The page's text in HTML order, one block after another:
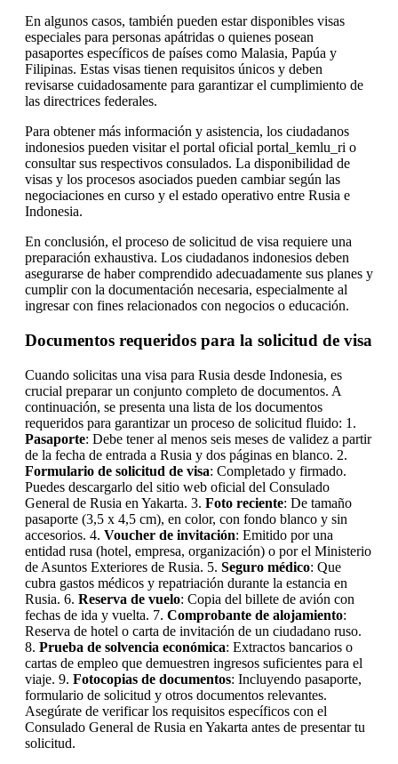
En algunos casos, también pueden estar disponibles visas
especiales para personas apátridas o quienes posean
pasaportes específicos de países como Malasia, Papúa y
Filipinas. Estas visas tienen requisitos únicos y deben
revisarse cuidadosamente para garantizar el cumplimiento de
las directrices federales.
Para obtener más información y asistencia, los ciudadanos
indonesios pueden visitar el portal oficial portal_kemlu_ri o
consultar sus respectivos consulados. La disponibilidad de
visas y los procesos asociados pueden cambiar según las
negociaciones en curso y el estado operativo entre Rusia e
Indonesia.
En conclusión, el proceso de solicitud de visa requiere una
preparación exhaustiva. Los ciudadanos indonesios deben
asegurarse de haber comprendido adecuadamente sus planes y
cumplir con la documentación necesaria, especialmente al
ingresar con fines relacionados con negocios o educación.
Documentos requeridos para la solicitud de visa
Cuando solicitas una visa para Rusia desde Indonesia, es
crucial preparar un conjunto completo de documentos. A
continuación, se presenta una lista de los documentos
requeridos para garantizar un proceso de solicitud fluido: 1.
Pasaporte: Debe tener al menos seis meses de validez a partir
de la fecha de entrada a Rusia y dos páginas en blanco. 2.
Formulario de solicitud de visa: Completado y firmado.
Puedes descargarlo del sitio web oficial del Consulado
General de Rusia en Yakarta. 3. Foto reciente: De tamaño
pasaporte (3,5 x 4,5 cm), en color, con fondo blanco y sin
accesorios. 4. Voucher de invitación: Emitido por una
entidad rusa (hotel, empresa, organización) o por el Ministerio
de Asuntos Exteriores de Rusia. 5. Seguro médico: Que
cubra gastos médicos y repatriación durante la estancia en
Rusia. 6. Reserva de vuelo: Copia del billete de avión con
fechas de ida y vuelta. 7. Comprobante de alojamiento:
Reserva de hotel o carta de invitación de un ciudadano ruso.
8. Prueba de solvencia económica: Extractos bancarios o
cartas de empleo que demuestren ingresos suficientes para el
viaje. 9. Fotocopias de documentos: Incluyendo pasaporte,
formulario de solicitud y otros documentos relevantes.
Asegúrate de verificar los requisitos específicos con el
Consulado General de Rusia en Yakarta antes de presentar tu
solicitud.